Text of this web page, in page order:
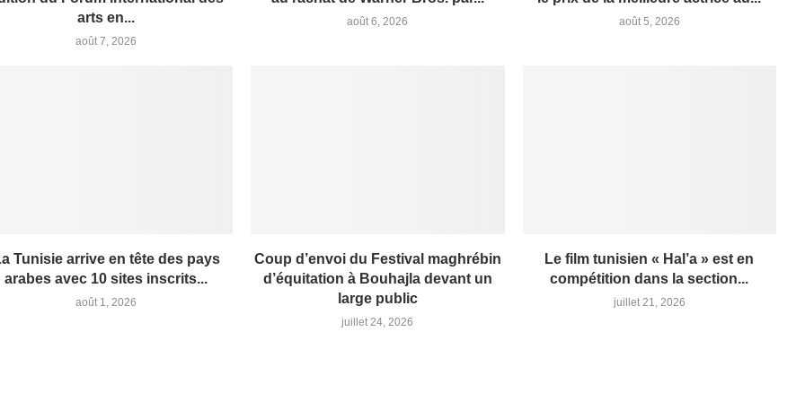
arts en...
août 7, 2026
août 6, 2026 août 5, 2026
Tunisie arrive en tête des pays
arabes avec 10 sites inscrits...
août 1, 2026
Coup d’envoi du Festival maghrébin
d’équitation à Bouhajla devant un
large public
juillet 24, 2026
Le film tunisien « Hal’a » est en
compétition dans la section...
juillet 21, 2026